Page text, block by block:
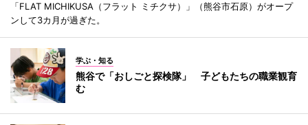
「FLAT MICHIKUSA（フラット ミチクサ）」（熊谷市石原）がオープ
ンして3カ月が過ぎた。
学ぶ・知る
熊谷で「おしごと探検隊」 子どもたちの職業観育
む